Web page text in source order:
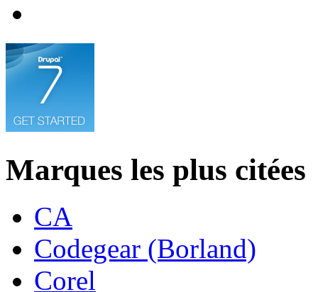
Marques les plus citées
CA
Codegear (Borland)
Corel